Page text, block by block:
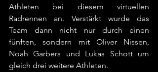
Athleten bei diesem virtuellen
Radrennen an. Verstärkt wurde das
Team dann nicht nur durch einen
fünften, sondern mit Oliver Nissen,
Noah Garbers und Lukas Schott um
gleich drei weitere Athleten.